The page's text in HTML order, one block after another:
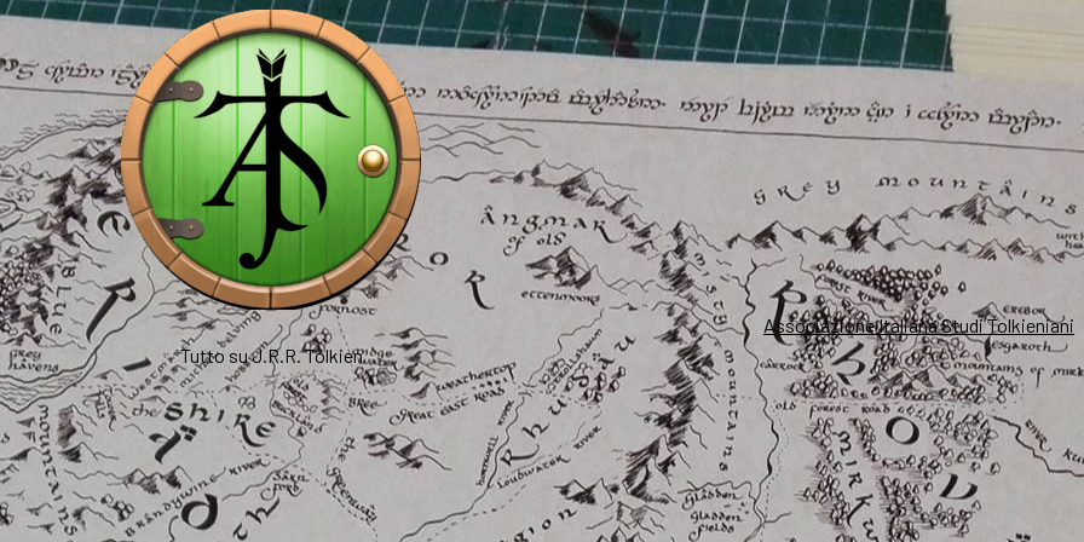
Associazione Italiana Studi Tolkieniani
Tutto su J.R.R. Tolkien